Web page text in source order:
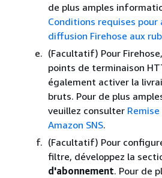
de plus amples
Conditions requises pour
diffusion Firehose aux
(Facultatif) Pour
points de terminaison
également activer la
bruts. Pour de plus
veuillez consulter
Amazon SNS.
(Facultatif) Pour
filtre, développez la
d'abonnement. Pour de